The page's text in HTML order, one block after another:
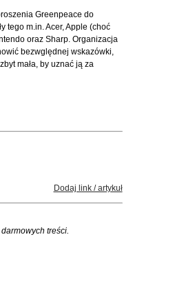
Greenpeace do
tego m.in. Acer, Apple (choć
oraz Sharp. Organizacja
bezwględnej wskazówki,
mała, by uznać ją za
Dodaj link / artykuł
treści.